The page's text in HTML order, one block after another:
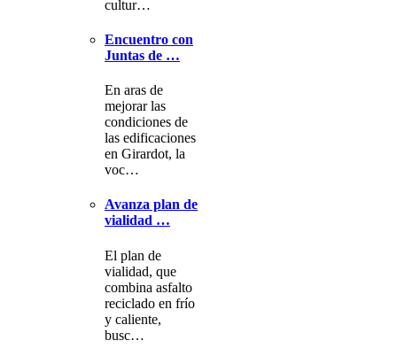
cultur…
Encuentro con
Juntas de …
En aras de
mejorar las
condiciones de
las edificaciones
en Girardot, la
voc…
Avanza plan de
vialidad …
El plan de
vialidad, que
combina asfalto
reciclado en frío
y caliente,
busc…